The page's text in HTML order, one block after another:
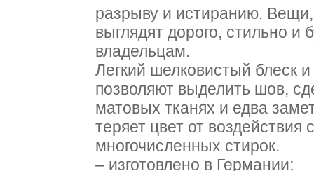
разрыву и истиранию.
выглядят дорого, стильно и
владельцам.
Легкий шелковистый блеск
позволяют выделить шов,
матовых тканях и едва
теряет цвет от
многочисленных стирок.
– изготовлено в Германии;